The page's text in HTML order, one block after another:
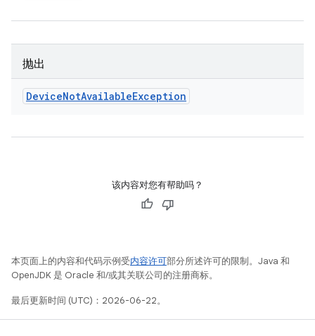
抛出
DeviceNotAvailableException
该内容对您有帮助吗？
本页面上的内容和代码示例受内容许可部分所述许可的限制。Java 和
OpenJDK 是 Oracle 和/或其关联公司的注册商标。
最后更新时间 (UTC)：2026-06-22。